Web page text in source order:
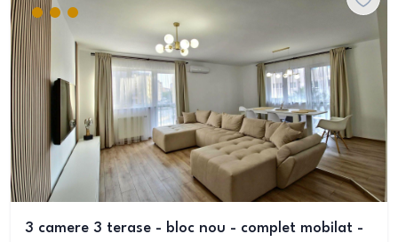
3 camere 3 terase - bloc nou - complet mobilat -